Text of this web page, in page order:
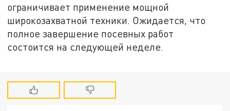
ограничивает применение мощной
широкозахватной техники. Ожидается, что
полное завершение посевных работ
состоится на следующей неделе.